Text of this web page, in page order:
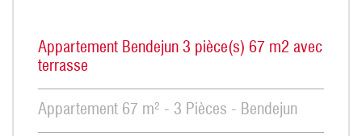
Appartement Bendejun 3 pièce(s) 67 m2 avec
terrasse
Appartement 67 m² - 3 Pièces - Bendejun